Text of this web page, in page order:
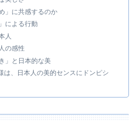
」に共感するのか
による行動
人
の感性
」と日本的な美
は、日本人の美的センスにドンピシ